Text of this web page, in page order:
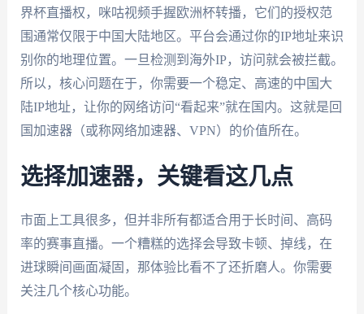
界杯直播权，咪咕视频手握欧洲杯转播，它们的授权范
围通常仅限于中国大陆地区。平台会通过你的IP地址来识
别你的地理位置。一旦检测到海外IP，访问就会被拦截。
所以，核心问题在于，你需要一个稳定、高速的中国大
陆IP地址，让你的网络访问“看起来”就在国内。这就是回
国加速器（或称网络加速器、VPN）的价值所在。
选择加速器，关键看这几点
市面上工具很多，但并非所有都适合用于长时间、高码
率的赛事直播。一个糟糕的选择会导致卡顿、掉线，在
进球瞬间画面凝固，那体验比看不了还折磨人。你需要
关注几个核心功能。